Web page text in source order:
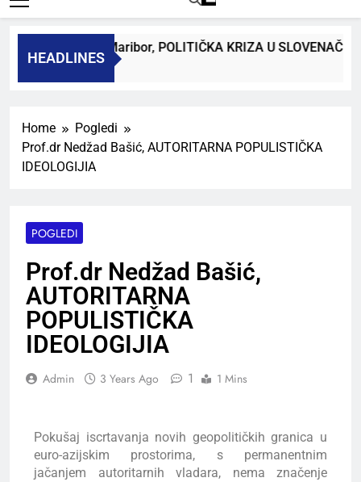
HEADLINES
Bojan Macuh, Maribor, POLITIČKA KRIZA U
Home
Pogledi
Prof.dr Nedžad Bašić, AUTORITARNA POPULISTIČKA
IDEOLOGIJIA
POGLEDI
Prof.dr Nedžad Bašić,
AUTORITARNA
POPULISTIČKA
IDEOLOGIJIA
Admin 3 Years Ago 1 1 Mins
Pokušaj iscrtavanja novih geopolitičkih granica u
euro-azijskim prostorima, s permanentnim
jačanjem autoritarnih vladara, nema značenje